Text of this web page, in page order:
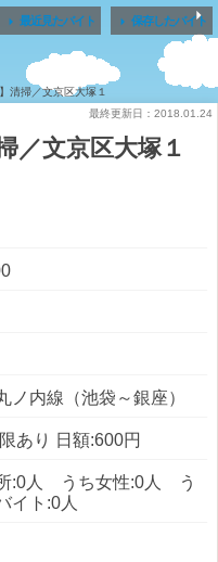
 最近見たバイト  保存したバイト
清掃／文京区大塚１
最終更新日：2018.01.24
／文京区大塚１
ノ内線（池袋～銀座）
あり 日額:600円
:0人 うち女性:0人 う
イト:0人